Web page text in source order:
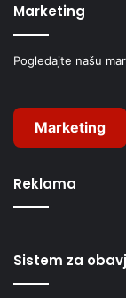
Marketing
Pogledajte našu
Marketing
Reklama
Sistem za